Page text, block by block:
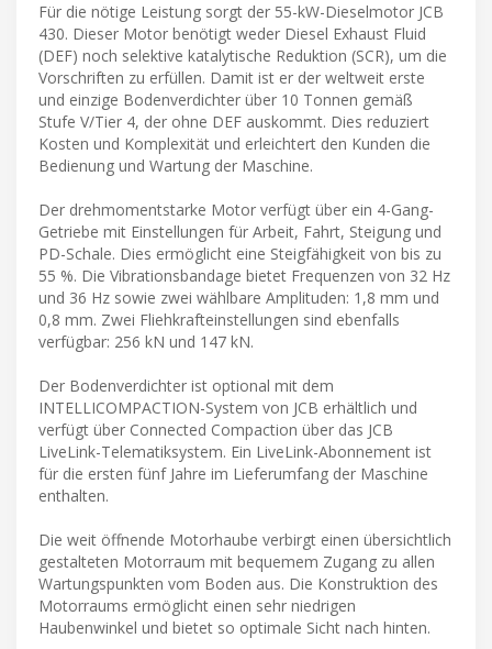
Für die nötige Leistung sorgt der 55-kW-Dieselmotor JCB
430. Dieser Motor benötigt weder Diesel Exhaust Fluid
(DEF) noch selektive katalytische Reduktion (SCR), um die
Vorschriften zu erfüllen. Damit ist er der weltweit erste
und einzige Bodenverdichter über 10 Tonnen gemäß
Stufe V/Tier 4, der ohne DEF auskommt. Dies reduziert
Kosten und Komplexität und erleichtert den Kunden die
Bedienung und Wartung der Maschine.
Der drehmomentstarke Motor verfügt über ein 4-Gang-
Getriebe mit Einstellungen für Arbeit, Fahrt, Steigung und
PD-Schale. Dies ermöglicht eine Steigfähigkeit von bis zu
55 %. Die Vibrationsbandage bietet Frequenzen von 32 Hz
und 36 Hz sowie zwei wählbare Amplituden: 1,8 mm und
0,8 mm. Zwei Fliehkrafteinstellungen sind ebenfalls
verfügbar: 256 kN und 147 kN.
Der Bodenverdichter ist optional mit dem
INTELLICOMPACTION-System von JCB erhältlich und
verfügt über Connected Compaction über das JCB
LiveLink-Telematiksystem. Ein LiveLink-Abonnement ist
für die ersten fünf Jahre im Lieferumfang der Maschine
enthalten.
Die weit öffnende Motorhaube verbirgt einen übersichtlich
gestalteten Motorraum mit bequemem Zugang zu allen
Wartungspunkten vom Boden aus. Die Konstruktion des
Motorraums ermöglicht einen sehr niedrigen
Haubenwinkel und bietet so optimale Sicht nach hinten.